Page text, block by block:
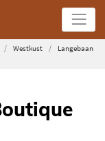
Westkust
Langebaan